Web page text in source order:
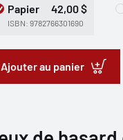
Papier 42,00 $
ISBN: 9782766301690
Ajouter au panier